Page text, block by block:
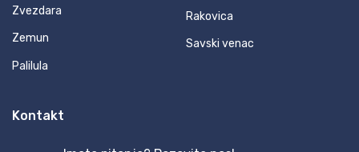
Zvezdara
Zemun
Palilula
Rakovica
Savski venac
Kontakt